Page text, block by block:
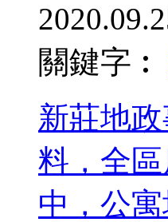
關鍵字︰
新莊地
料，全
中，公